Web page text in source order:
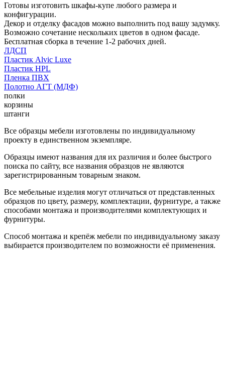
Готовы изготовить шкафы-купе любого размера и
конфигурации.
Декор и отделку фасадов можно выполнить под вашу задумку.
Возможно сочетание нескольких цветов в одном фасаде.
Бесплатная сборка в течение 1-2 рабочих дней.
ЛДСП
Пластик Alvic Luxe
Пластик HPL
Пленка ПВХ
Полотно АГТ (МДФ)
полки
корзины
штанги
Все образцы мебели изготовлены по индивидуальному
проекту в единственном экземпляре.
Образцы имеют названия для их различия и более быстрого
поиска по сайту, все названия образцов не являются
зарегистрированным товарным знаком.
Все мебельные изделия могут отличаться от представленных
образцов по цвету, размеру, комплектации, фурнитуре, а также
способами монтажа и производителями комплектующих и
фурнитуры.
Способ монтажа и крепёж мебели по индивидуальному заказу
выбирается производителем по возможности её применения.